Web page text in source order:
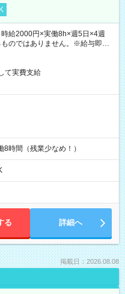
給2000円×実働8h×週5日×4週
のではありません。※給与即受
有）
て実費支給
時間（残業少なめ！）
る 詳細へ
掲載日：2026.08.08